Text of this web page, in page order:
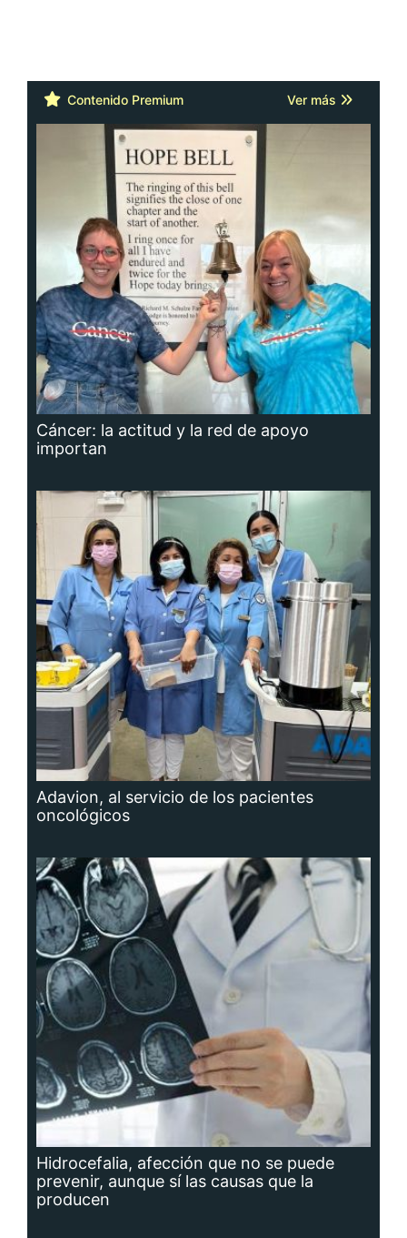
Contenido Premium Ver más
Cáncer: la actitud y la red de apoyo
importan
Adavion, al servicio de los pacientes
oncológicos
Hidrocefalia, afección que no se puede
prevenir, aunque sí las causas que la
producen